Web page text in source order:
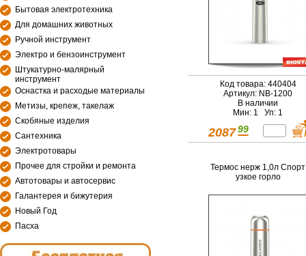
Бытовая электротехника
Для домашних животных
Ручной инструмент
Электро и бензоинструмент
Штукатурно-малярный
инструмент
Оснастка и расходые материалы
Метизы, крепеж, такелаж
Скобяные изделия
Сантехника
Электротовары
Прочее для стройки и ремонта
Автотовары и автосервис
Галантерея и бижутерия
Новый Год
Пасха
Код товара: 440404
Артикул: NB-1200
В наличии
Мин: 1 Уп: 1
2087 99
Термос нерж 1,0л Спорт
узкое горло